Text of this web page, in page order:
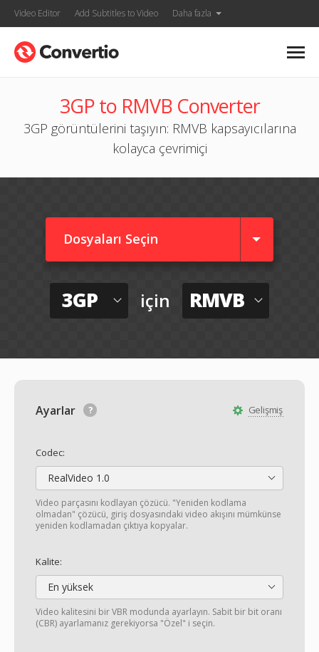
Video Editor Add Subtitles to Video Daha fazla
3GP to RMVB Converter
3GP görüntülerini taşıyın: RMVB kapsayıcılarına
kolayca çevrimiçi
Dosyaları Seçin
3GP için RMVB
Gelişmiş
Ayarlar
Codec:
RealVideo 1.0
Video parçasını kodlayan çözücü. "Yeniden kodlama
olmadan" çözücü, giriş dosyasındaki video akışını mümkünse
yeniden kodlamadan çıktıya kopyalar.
Kalite:
En yüksek
Video kalitesini bir VBR modunda ayarlayın. Sabit bir bit oranı
(CBR) ayarlamanız gerekiyorsa "Özel" i seçin.